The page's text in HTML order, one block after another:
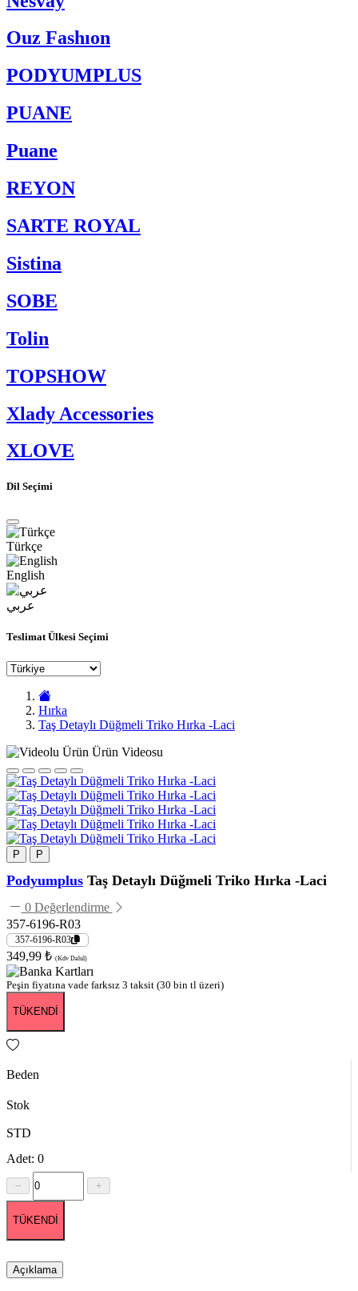
Ouz Fashıon
PODYUMPLUS
PUANE
Puane
REYON
SARTE ROYAL
Sistina
SOBE
Tolin
TOPSHOW
Xlady Accessories
XLOVE
Dil Seçimi
Türkçe
English
عربي
Teslimat Ülkesi Seçimi
Hırka
Taş Detaylı Düğmeli Triko Hırka -Laci
Ürün Videosu
P P
Podyumplus Taş Detaylı Düğmeli Triko Hırka -Laci
0 Değerlendirme
357-6196-R03
357-6196-R03
349,99 ₺ (Kdv Dahil)
Peşin fiyatına vade farksız 3 taksit (30 bin tl üzeri)
TÜKENDİ
Beden
Stok
STD
Adet: 0
TÜKENDİ
Açıklama